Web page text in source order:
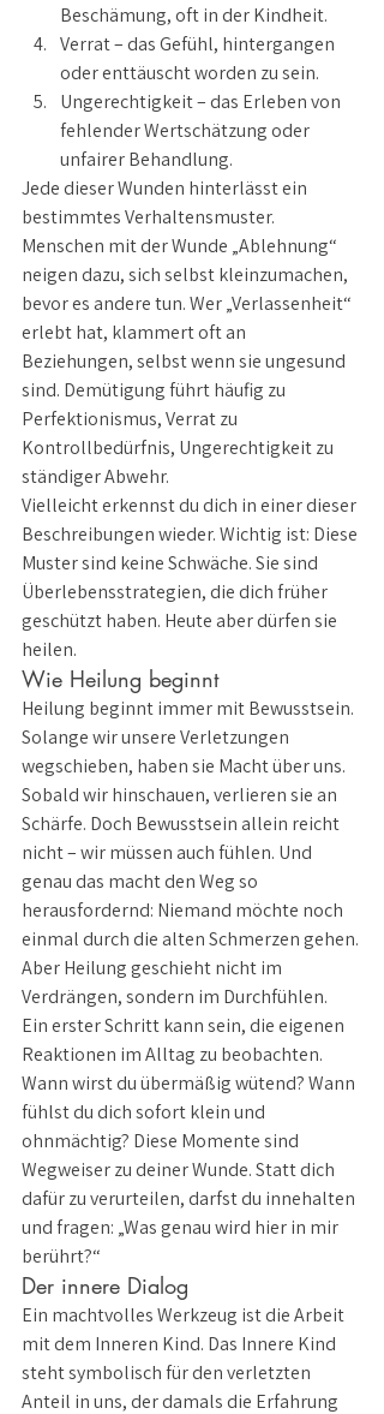
Beschämung, oft in der Kindheit.
Verrat – das Gefühl, hintergangen
oder enttäuscht worden zu sein.
Ungerechtigkeit – das Erleben von
fehlender Wertschätzung oder
unfairer Behandlung.
Jede dieser Wunden hinterlässt ein
bestimmtes Verhaltensmuster.
Menschen mit der Wunde „Ablehnung“
neigen dazu, sich selbst kleinzumachen,
bevor es andere tun. Wer „Verlassenheit“
erlebt hat, klammert oft an
Beziehungen, selbst wenn sie ungesund
sind. Demütigung führt häufig zu
Perfektionismus, Verrat zu
Kontrollbedürfnis, Ungerechtigkeit zu
ständiger Abwehr.
Vielleicht erkennst du dich in einer dieser
Beschreibungen wieder. Wichtig ist: Diese
Muster sind keine Schwäche. Sie sind
Überlebensstrategien, die dich früher
geschützt haben. Heute aber dürfen sie
heilen.
Wie Heilung beginnt
Heilung beginnt immer mit Bewusstsein.
Solange wir unsere Verletzungen
wegschieben, haben sie Macht über uns.
Sobald wir hinschauen, verlieren sie an
Schärfe. Doch Bewusstsein allein reicht
nicht – wir müssen auch fühlen. Und
genau das macht den Weg so
herausfordernd: Niemand möchte noch
einmal durch die alten Schmerzen gehen.
Aber Heilung geschieht nicht im
Verdrängen, sondern im Durchfühlen.
Ein erster Schritt kann sein, die eigenen
Reaktionen im Alltag zu beobachten.
Wann wirst du übermäßig wütend? Wann
fühlst du dich sofort klein und
ohnmächtig? Diese Momente sind
Wegweiser zu deiner Wunde. Statt dich
dafür zu verurteilen, darfst du innehalten
und fragen: „Was genau wird hier in mir
berührt?“
Der innere Dialog
Ein machtvolles Werkzeug ist die Arbeit
mit dem Inneren Kind. Das Innere Kind
steht symbolisch für den verletzten
Anteil in uns, der damals die Erfahrung